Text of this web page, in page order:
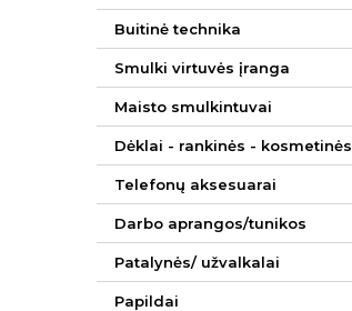
Buitinė technika
Smulki virtuvės įranga
Maisto smulkintuvai
Dėklai - rankinės - kosmetinės
Telefonų aksesuarai
Darbo aprangos/tunikos
Patalynės/ užvalkalai
Papildai